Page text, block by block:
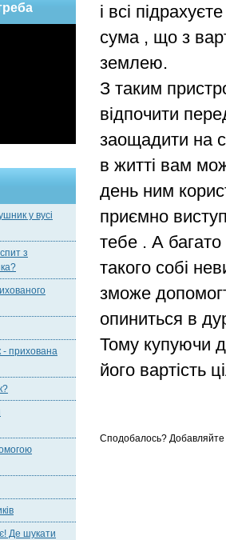
у вусі
з
- прихована
Де шукати
і всі
сума , що з
землею.
З таким
відпочити
заощадити на
в житті вам
день ним
приємно
тебе . А багато
такого собі
зможе
опиниться в
Тому купуючи
його вартість
Сподобалось?